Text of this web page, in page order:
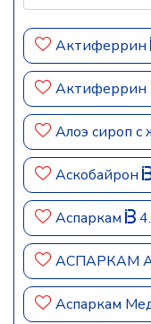
Актиферрин
Актиферрин
Алоэ сироп с
Аскобайрон
Аспаркам
АСПАРКАМ
Аспаркам